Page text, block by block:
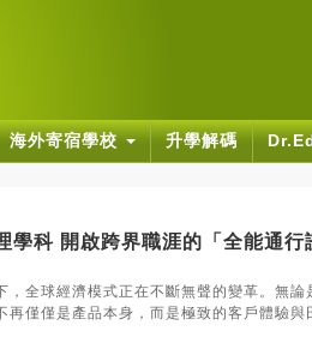
海外寄宿學校 升學解碼
科 開啟跨界職涯的「全能通行
，全球經濟模式正在不斷無聲的變革。無
僅僅是產品本身，而是極致的客戶體驗與